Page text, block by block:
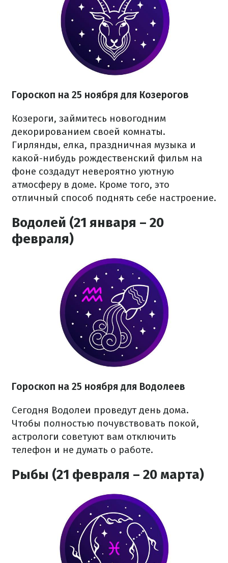
Гороскоп на 25 ноября для Козерогов
Козероги, займитесь новогодним
декорированием своей комнаты.
Гирлянды, елка, праздничная музыка и
какой-нибудь рождественский фильм на
фоне создадут невероятно уютную
атмосферу в доме. Кроме того, это
отличный способ поднять себе настроение.
Водолей (21 января – 20
февраля)
Гороскоп на 25 ноября для Водолеев
Сегодня Водолеи проведут день дома.
Чтобы полностью почувствовать покой,
астрологи советуют вам отключить
телефон и не думать о работе.
Рыбы (21 февраля – 20 марта)